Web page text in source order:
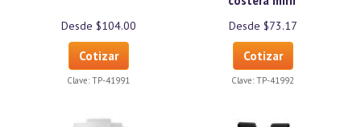
Desde $104.00
Cotizar
Clave: TP-41991
Desde $73.17
Cotizar
Clave: TP-41992